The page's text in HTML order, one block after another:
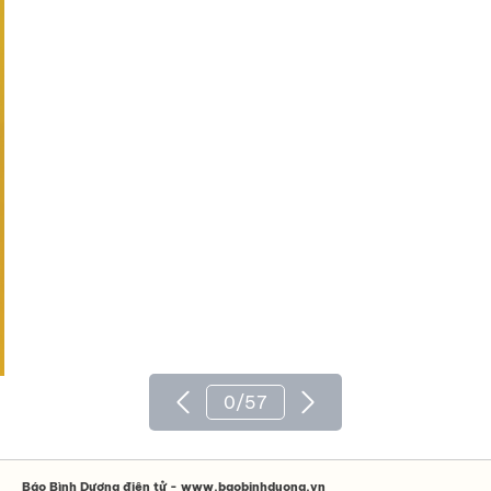
0/57
Báo Bình Dương điện tử - www.baobinhduong.vn